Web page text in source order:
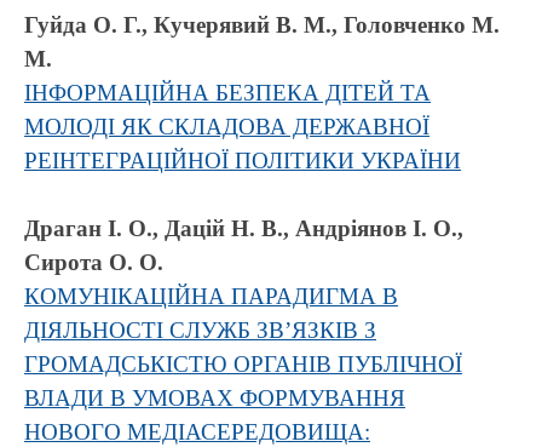
Гуйда О. Г., Кучерявий В. М., Головченко М.
М.
ІНФОРМАЦІЙНА БЕЗПЕКА ДІТЕЙ ТА
МОЛОДІ ЯК СКЛАДОВА ДЕРЖАВНОЇ
РЕІНТЕГРАЦІЙНОЇ ПОЛІТИКИ УКРАЇНИ
Драган І. О., Дацій Н. В., Андріянов І. О.,
Сирота О. О.
КОМУНІКАЦІЙНА ПАРАДИГМА В
ДІЯЛЬНОСТІ СЛУЖБ ЗВ’ЯЗКІВ З
ГРОМАДСЬКІСТЮ ОРГАНІВ ПУБЛІЧНОЇ
ВЛАДИ В УМОВАХ ФОРМУВАННЯ
НОВОГО МЕДІАСЕРЕДОВИЩА: